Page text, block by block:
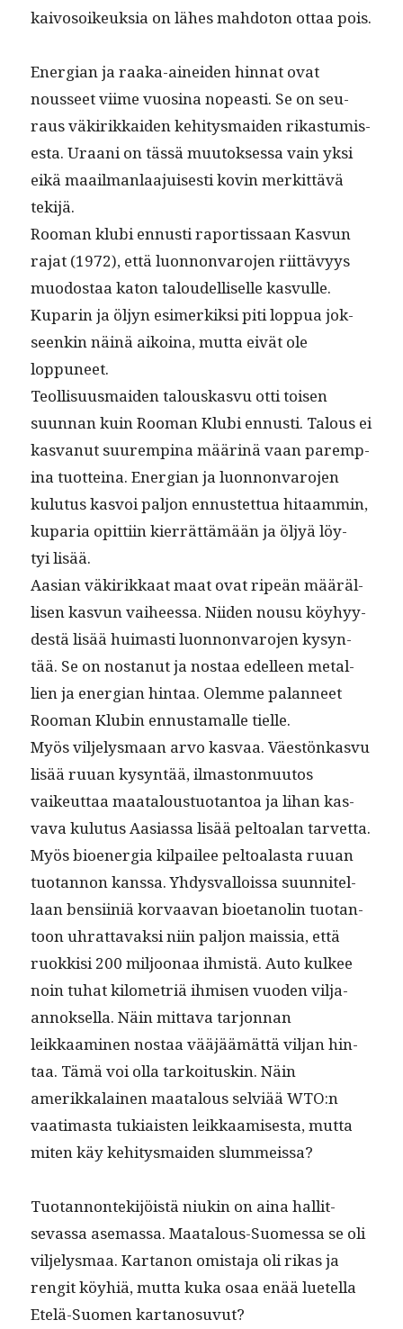
kaivosoikeuk­sia on läh­es mah­do­ton ottaa pois.
Ener­gian ja raa­ka-ainei­den hin­nat ovat
nousseet viime vuosi­na nopeasti. Se on seu­
raus väkirikkaiden kehi­tys­maid­en rikas­tu­mis­
es­ta. Uraani on tässä muu­tok­ses­sa vain yksi
eikä maail­man­laa­juis­es­ti kovin merkit­tävä
tekijä.
Rooman klu­bi ennusti rapor­tis­saan Kasvun
rajat (1972), että luon­non­va­ro­jen riit­tävyys
muo­dostaa katon taloudel­liselle kasvulle.
Kuparin ja öljyn esimerkik­si piti lop­pua jok­
seenkin näinä aikoina, mut­ta eivät ole
loppuneet.
Teol­lisu­us­maid­en talouskasvu otti toisen
suun­nan kuin Rooman Klu­bi ennusti. Talous ei
kas­vanut suuremp­ina määrinä vaan paremp­
ina tuot­teina. Ener­gian ja luon­non­va­ro­jen
kulu­tus kasvoi paljon ennustet­tua hitaam­min,
kuparia opit­ti­in kier­rät­tämään ja öljyä löy­
tyi lisää.
Aasian väkirikkaat maat ovat ripeän määräl­
lisen kasvun vai­heessa. Niiden nousu köy­hyy­
destä lisää huimasti luon­non­va­ro­jen kysyn­
tää. Se on nos­tanut ja nos­taa edelleen met­al­
lien ja ener­gian hin­taa. Olemme palan­neet
Rooman Klu­bin ennus­ta­malle tielle.
Myös vil­jelysmaan arvo kas­vaa. Väestönkasvu
lisää ruuan kysyn­tää, ilmas­ton­muu­tos
vaikeut­taa maat­alous­tuotan­toa ja lihan kas­
va­va kulu­tus Aasi­as­sa lisää pel­toalan tarvetta.
Myös bioen­er­gia kil­pailee pel­toalas­ta ruuan
tuotan­non kanssa. Yhdys­val­lois­sa suun­nitel­
laan ben­si­iniä kor­vaa­van bioetano­lin tuotan­
toon uhrat­tavak­si niin paljon mais­sia, että
ruokkisi 200 miljoon­aa ihmistä. Auto kul­kee
noin tuhat kilo­metriä ihmisen vuo­den vil­ja-
annok­sel­la. Näin mit­ta­va tar­jon­nan
leikkaami­nen nos­taa vääjäämät­tä vil­jan hin­
taa. Tämä voi olla tarkoi­tuskin. Näin
amerikkalainen maat­alous selviää WTO:n
vaa­ti­mas­ta tuki­ais­ten leikkaamis­es­ta, mut­ta
miten käy kehi­tys­maid­en slummeissa?
Tuotan­non­tek­i­jöistä niukin on aina hal­lit­
sevas­sa ase­mas­sa. Maat­alous-Suomes­sa se oli
vil­jelysmaa. Kar­tanon omis­ta­ja oli rikas ja
ren­git köy­hiä, mut­ta kuka osaa enää luetel­la
Etelä-Suomen kartanosuvut?